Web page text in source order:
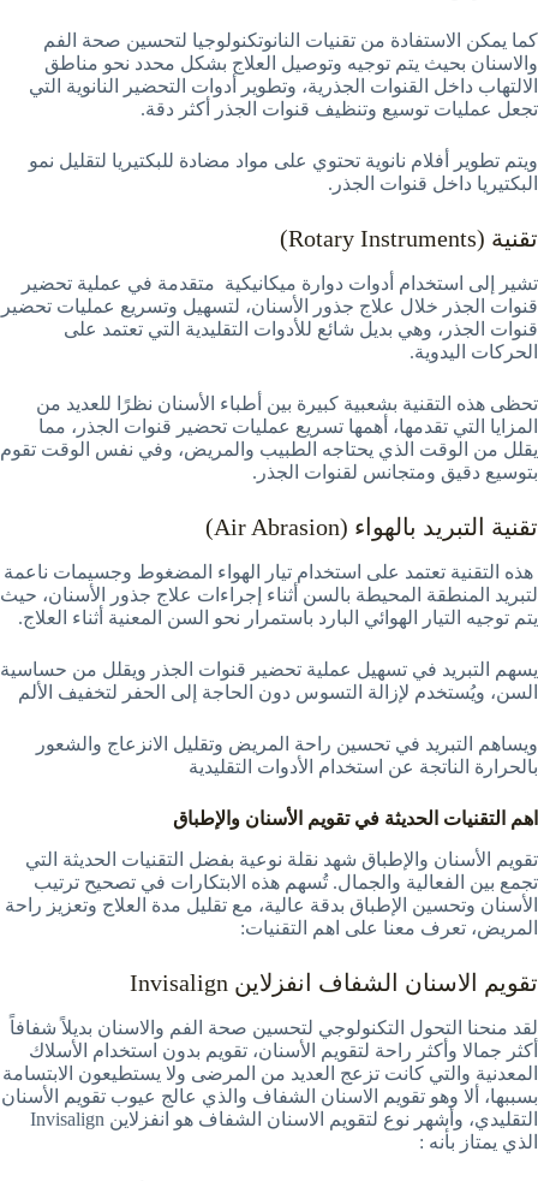
كما يمكن الاستفادة من تقنيات النانوتكنولوجيا لتحسين صحة الفم
والاسنان بحيث يتم توجيه وتوصيل العلاج بشكل محدد نحو مناطق
الالتهاب داخل القنوات الجذرية، وتطوير أدوات التحضير النانوية التي
تجعل عمليات توسيع وتنظيف قنوات الجذر أكثر دقة.
ويتم تطوير أفلام نانوية تحتوي على مواد مضادة للبكتيريا لتقليل نمو
البكتيريا داخل قنوات الجذر.
تقنية (Rotary Instruments)
تشير إلى استخدام أدوات دوارة ميكانيكية متقدمة في عملية تحضير
قنوات الجذر خلال علاج جذور الأسنان، لتسهيل وتسريع عمليات تحضير
قنوات الجذر، وهي بديل شائع للأدوات التقليدية التي تعتمد على
الحركات اليدوية.
تحظى هذه التقنية بشعبية كبيرة بين أطباء الأسنان نظرًا للعديد من
المزايا التي تقدمها، أهمها تسريع عمليات تحضير قنوات الجذر، مما
يقلل من الوقت الذي يحتاجه الطبيب والمريض، وفي نفس الوقت تقوم
بتوسيع دقيق ومتجانس لقنوات الجذر.
تقنية التبريد بالهواء (Air Abrasion)
هذه التقنية تعتمد على استخدام تيار الهواء المضغوط وجسيمات ناعمة
لتبريد المنطقة المحيطة بالسن أثناء إجراءات علاج جذور الأسنان، حيث
يتم توجيه التيار الهوائي البارد باستمرار نحو السن المعنية أثناء العلاج.
يسهم التبريد في تسهيل عملية تحضير قنوات الجذر ويقلل من حساسية
السن، ويُستخدم لإزالة التسوس دون الحاجة إلى الحفر لتخفيف الألم
ويساهم التبريد في تحسين راحة المريض وتقليل الانزعاج والشعور
بالحرارة الناتجة عن استخدام الأدوات التقليدية
اهم التقنيات الحديثة في تقويم الأسنان والإطباق
تقويم الأسنان والإطباق شهد نقلة نوعية بفضل التقنيات الحديثة التي
تجمع بين الفعالية والجمال. تُسهم هذه الابتكارات في تصحيح ترتيب
الأسنان وتحسين الإطباق بدقة عالية، مع تقليل مدة العلاج وتعزيز راحة
المريض، تعرف معنا على اهم التقنيات:
تقويم الاسنان الشفاف انفزلاين Invisalign
لقد منحنا التحول التكنولوجي لتحسين صحة الفم والاسنان بديلاً شفافاً
أكثر جمالا وأكثر راحة لتقويم الأسنان، تقويم بدون استخدام الأسلاك
المعدنية والتي كانت تزعج العديد من المرضى ولا يستطيعون الابتسامة
بسببها، ألا وهو تقويم الاسنان الشفاف والذي عالج عيوب تقويم الأسنان
التقليدي، وأشهر نوع لتقويم الاسنان الشفاف هو انفزلاين Invisalign
الذي يمتاز بأنه :